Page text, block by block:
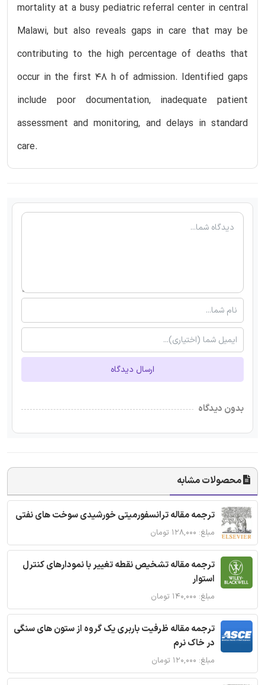
mortality at a busy pediatric referral center in central
Malawi, but also reveals gaps in care that may be
contributing to the high percentage of deaths that
occur in the first 48 h of admission. Identified gaps
include poor documentation, inadequate patient
assessment and monitoring, and delays in standard
care.
ارسال دیدگاه
بدون دیدگاه
محصولات مشابه
ترجمه مقاله ترانسفورمیتی خورشیدی سوخت های نفتی
مبلغ: ۱۲۸,۰۰۰ تومان
ترجمه مقاله تشخیص نقطه تغییر با نمودارهای کنترل
استوار
مبلغ: ۱۴۰,۰۰۰ تومان
ترجمه مقاله ظرفیت باربری یک گروه از ستون های سنگی
در خاک نرم
مبلغ: ۱۲۰,۰۰۰ تومان